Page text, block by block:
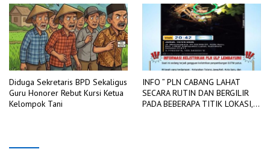
Diduga Sekretaris BPD Sekaligus
Guru Honorer Rebut Kursi Ketua
Kelompok Tani
INFO ” PLN CABANG LAHAT
SECARA RUTIN DAN BERGILIR
PADA BEBERAPA TITIK LOKASI,